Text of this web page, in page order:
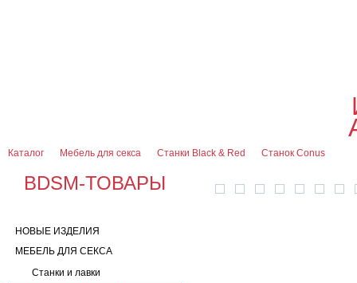
Каталог Мебель для секса Станки Black & Red Станок Сonus
BDSM-ТОВАРЫ
НОВЫЕ ИЗДЕЛИЯ
МЕБЕЛЬ ДЛЯ СЕКСА
Станки и лавки